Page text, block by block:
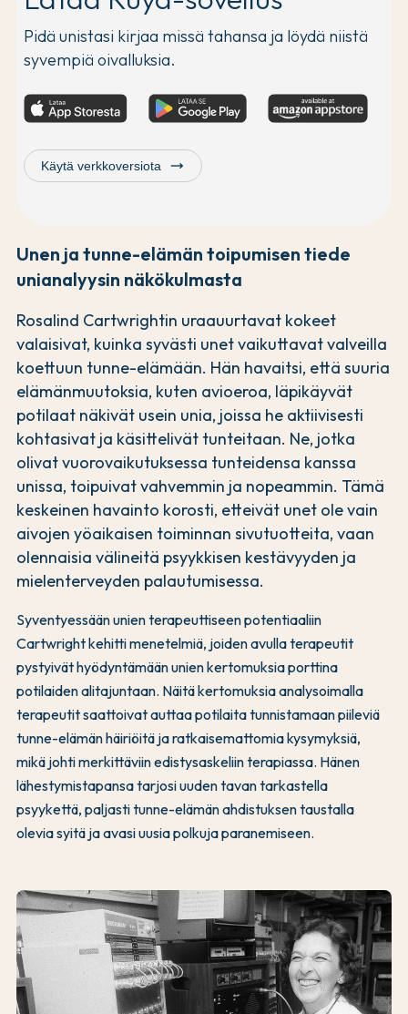
Pidä unistasi kirjaa missä tahansa ja löydä niistä
syvempiä oivalluksia.
Käytä verkkoversiota trending_flat
Unen ja tunne-elämän toipumisen tiede
unianalyysin näkökulmasta
Rosalind Cartwrightin uraauurtavat kokeet
valaisivat, kuinka syvästi unet vaikuttavat valveilla
koettuun tunne-elämään. Hän havaitsi, että suuria
elämänmuutoksia, kuten avioeroa, läpikäyvät
potilaat näkivät usein unia, joissa he aktiivisesti
kohtasivat ja käsittelivät tunteitaan. Ne, jotka
olivat vuorovaikutuksessa tunteidensa kanssa
unissa, toipuivat vahvemmin ja nopeammin. Tämä
keskeinen havainto korosti, etteivät unet ole vain
aivojen yöaikaisen toiminnan sivutuotteita, vaan
olennaisia välineitä psyykkisen kestävyyden ja
mielenterveyden palautumisessa.
Syventyessään unien terapeuttiseen potentiaaliin
Cartwright kehitti menetelmiä, joiden avulla terapeutit
pystyivät hyödyntämään unien kertomuksia porttina
potilaiden alitajuntaan. Näitä kertomuksia analysoimalla
terapeutit saattoivat auttaa potilaita tunnistamaan piileviä
tunne-elämän häiriöitä ja ratkaisemattomia kysymyksiä,
mikä johti merkittäviin edistysaskeliin terapiassa. Hänen
lähestymistapansa tarjosi uuden tavan tarkastella
psyykettä, paljasti tunne-elämän ahdistuksen taustalla
olevia syitä ja avasi uusia polkuja paranemiseen.